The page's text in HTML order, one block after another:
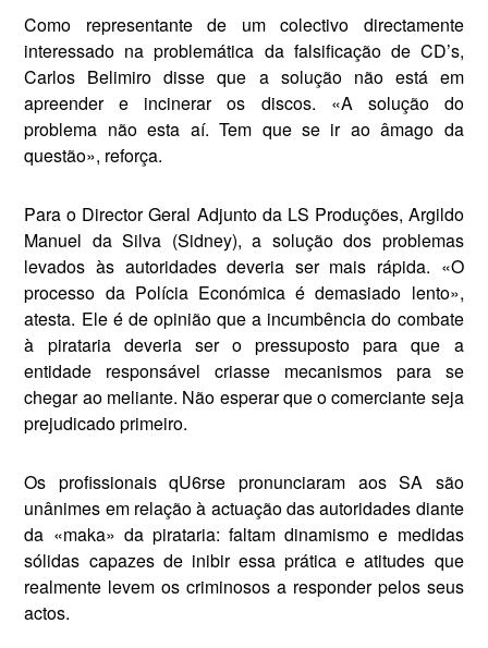
Como representante de um colectivo directamente
interes­sado na problemática da falsificação de CD’s,
Carlos Belimiro disse que a solução não está em
apreender e incinerar os discos. «A solução do
problema não esta aí. Tem que se ir ao âmago da
questão», reforça.
Para o Director Geral Adjunto da LS Produções, Argildo
Manuel da Silva (Sidney), a solução dos problemas
levados às autoridades deveria ser mais rápida. «O
processo da Polícia Económica é demasiado lento»,
atesta. Ele é de opinião que a incumbência do combate
à pirataria deveria ser o pressupos­to para que a
entidade responsável criasse mecanismos para se
chegar ao meliante. Não esperar que o comerciante seja
prejudicado primeiro.
Os profissionais qU6rse pronunciaram aos SA são
unânimes em relação à actuação das autoridades diante
da «maka» da pirataria: faltam dinamismo e medidas
sólidas capazes de inibir essa prática e atitudes que
realmente levem os crimino­sos a responder pelos seus
actos.